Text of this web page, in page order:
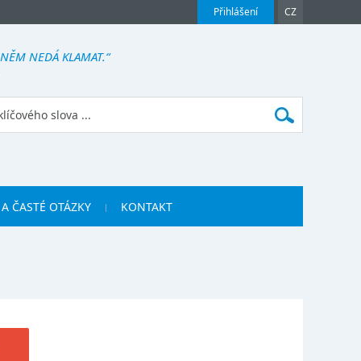
Přihlášení CZ
NEDÁ KLAMAT.“
ČASTÉ OTÁZKY KONTAKT